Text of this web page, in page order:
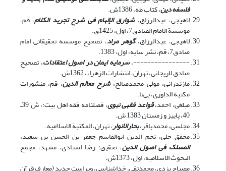
فلسفه دین، کتاب طه، 1386ش.
لاهیجى، عبدالرزاق،شوارق الإلهام فى شرح تجرید الکلام، قم،
موسسة الامام الصادق7، اول، 1425ق.
لاهیجى، عبدالرزاق،گوهر مراد، تصحیح موسسه تحقیقاتى امام
صادق7، قم، نشر سایه، اول، 1383.
----------------،سرمایه ایمان در اصول اعتقادات، تصحیح
صادق لاریجانی، تهران، انتشارات الزهراء، 1362ش.
مازندرانی، مولی محمدصالح،شرح معالم الدین، قم، منشورات
مکتبة الداوری، بی‌تا.
مبلغی، احمد،قواعد فقهی نبوی ، فصلنامه فقه اهل بیت:، ش 39ـ
40، پاییز و زمستان 1383 ش.
مجلسی، محمدباقر،بحارالانوار، تهران، المکتبة الاسلامیه.
محقق حلى، نجم الدین ابوالقاسم جعفر بن الحسن بن سعید،
المسلک فى اصول الدین، تحقیق: رضا استادى، مشهد، مجمع
البحوث الاسلامیه، اول، 1373ش.